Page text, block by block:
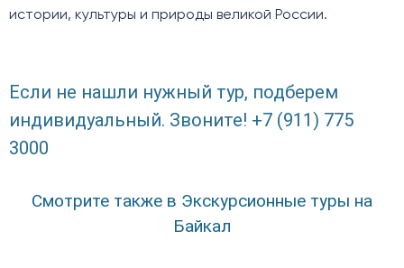
истории, культуры и природы великой России.
Если не нашли нужный тур, подберем
индивидуальный. Звоните! +7 (911) 775
3000
Смотрите также в Экскурсионные туры на
Байкал